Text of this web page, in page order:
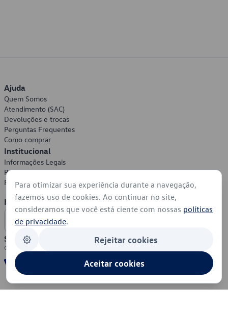
Ajuda
Quem Somos
Atendimento (SAC)
Devoluções e trocas
Perguntas Frequentes
Como comprar
Institucional
Informações Legais
Política de Privacidade
Política de Cookies
Formas de Pagamento
Segurança
Para otimizar sua experiência durante a navegação,
fazemos uso de cookies. Ao continuar no site,
consideramos que você está ciente com nossas políticas
de privacidade.
Rejeitar cookies
Aceitar cookies